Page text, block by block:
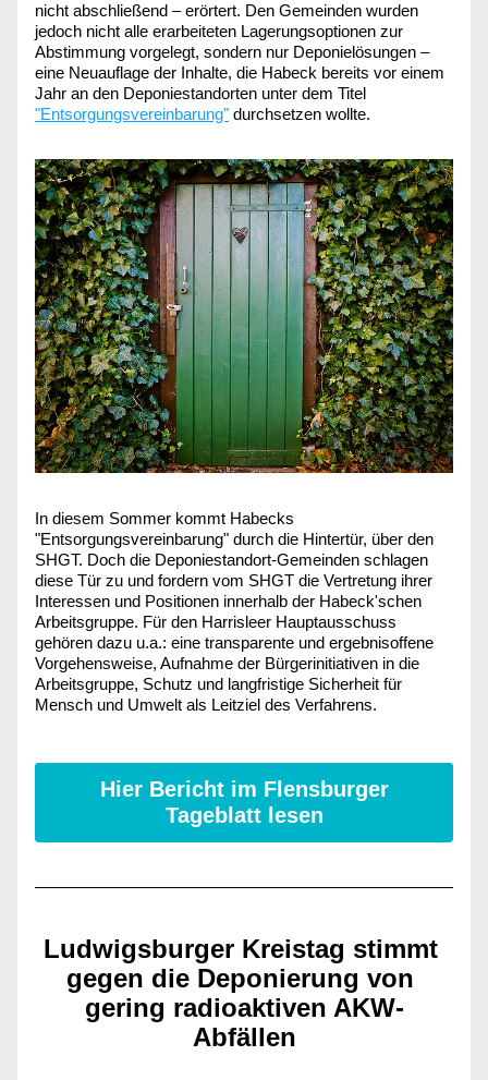
nicht abschließend – erörtert. Den Gemeinden wurden
jedoch nicht alle erarbeiteten Lagerungsoptionen zur
Abstimmung vorgelegt, sondern nur Deponielösungen –
eine Neuauflage der Inhalte, die Habeck bereits vor einem
"Entsorgungsvereinbarung" durchsetzen wollte.
In diesem Sommer kommt Habecks
"Entsorgungsvereinbarung" durch die Hintertür, über den
SHGT. Doch die Deponiestandort-Gemeinden schlagen
diese Tür zu und fordern vom SHGT die Vertretung ihrer
Interessen und Positionen innerhalb der Habeck'schen
Arbeitsgruppe. Für den Harrisleer Hauptausschuss
gehören dazu u.a.: eine transparente und ergebnisoffene
Vorgehensweise, Aufnahme der Bürgerinitiativen in die
Arbeitsgruppe, Schutz und langfristige Sicherheit für
Mensch und Umwelt als Leitziel des Verfahrens.
Hier Bericht im Flensburger
Tageblatt lesen
Ludwigsburger Kreistag stimmt
gegen die Deponierung von
gering radioaktiven AKW-
Abfällen